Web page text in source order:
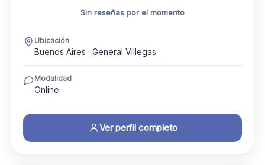
Sin reseñas por el momento
Ubicación
Buenos Aires · General Villegas
Modalidad
Online
Ver perfil completo